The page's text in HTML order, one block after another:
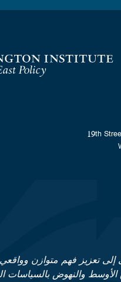
تعزيز فهم متوازن
والنهوض بالسياسات